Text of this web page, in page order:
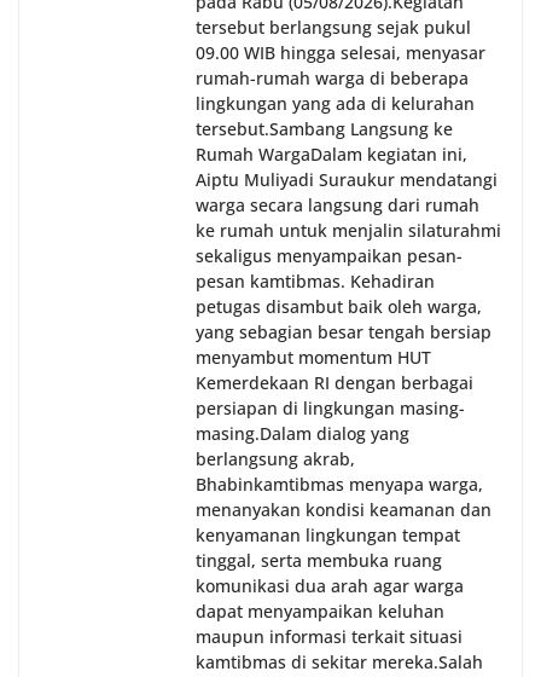
tersebut berlangsung sejak pukul
09.00 WIB hingga selesai, menyasar
rumah-rumah warga di beberapa
lingkungan yang ada di kelurahan
tersebut.‎Sambang Langsung ke
Rumah Warga‎Dalam kegiatan ini,
Aiptu Muliyadi Suraukur mendatangi
warga secara langsung dari rumah
ke rumah untuk menjalin silaturahmi
sekaligus menyampaikan pesan-
pesan kamtibmas. Kehadiran
petugas disambut baik oleh warga,
yang sebagian besar tengah bersiap
menyambut momentum HUT
Kemerdekaan RI dengan berbagai
persiapan di lingkungan masing-
masing.‎Dalam dialog yang
berlangsung akrab,
Bhabinkamtibmas menyapa warga,
menanyakan kondisi keamanan dan
kenyamanan lingkungan tempat
tinggal, serta membuka ruang
komunikasi dua arah agar warga
dapat menyampaikan keluhan
maupun informasi terkait situasi
kamtibmas di sekitar mereka.‎‎‎Salah